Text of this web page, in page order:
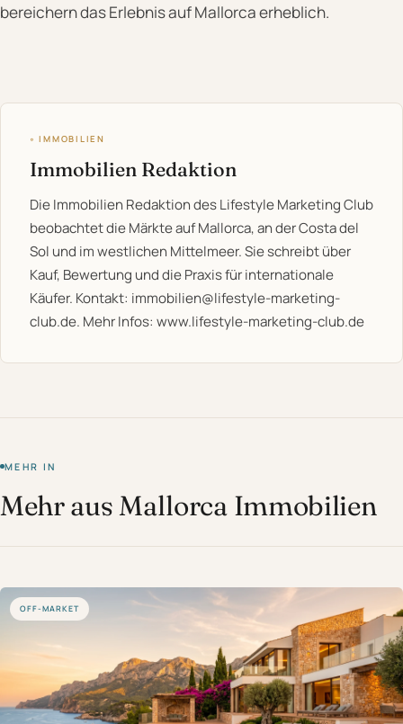
bereichern das Erlebnis auf Mallorca erheblich.
◦ IMMOBILIEN
Immobilien Redaktion
Die Immobilien Redaktion des Lifestyle Marketing Club
beobachtet die Märkte auf Mallorca, an der Costa del
Sol und im westlichen Mittelmeer. Sie schreibt über
Kauf, Bewertung und die Praxis für internationale
Käufer. Kontakt: immobilien@lifestyle-marketing-
club.de. Mehr Infos: www.lifestyle-marketing-club.de
MEHR IN
Mehr aus Mallorca Immobilien
OFF-MARKET